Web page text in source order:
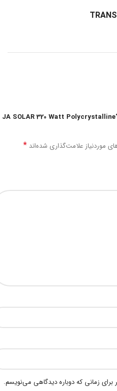
اولین کسی باشید که دیدگاهی می نویسد “JA SOLAR 320 Watt Polycrystalline
موردنیاز علامت‌گذاری شده‌اند *
برای زمانی که دوباره دیدگاهی می‌نویسم.